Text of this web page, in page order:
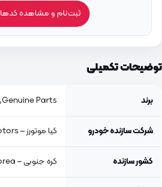
ثبت‌نام و مشاهده کدها
توضیحات تکمیلی
برند Genuine Parts, اصلی جنیون پارت
شرکت سازنده خودرو کیا موتورز – Kia Motors
کشور سازنده کره جنوبی – South Korea